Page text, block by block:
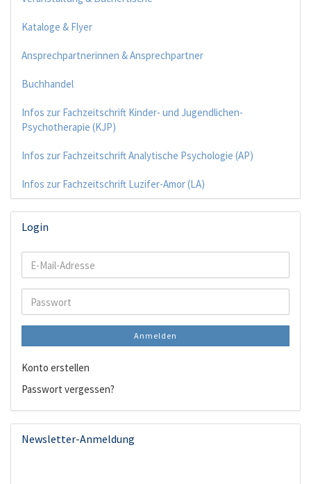
Kataloge & Flyer
Ansprechpartnerinnen & Ansprechpartner
Buchhandel
Infos zur Fachzeitschrift Kinder- und Jugendlichen-
Psychotherapie (KJP)
Infos zur Fachzeitschrift Analytische Psychologie (AP)
Infos zur Fachzeitschrift Luzifer-Amor (LA)
Login
E-
Mail-
Passwort
Anmelden
Konto erstellen
Passwort vergessen?
Newsletter-Anmeldung